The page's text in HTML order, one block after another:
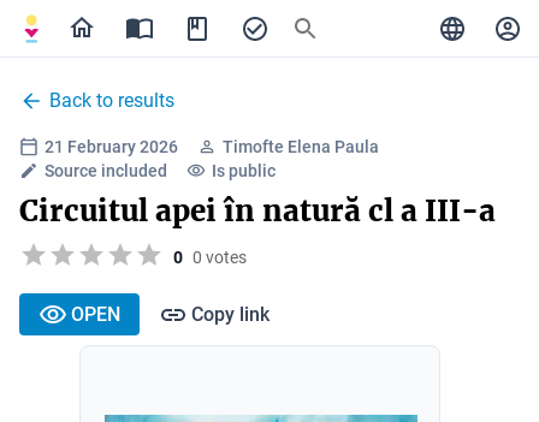
Back to results
21 February 2026
Timofte Elena Paula
Source included
Is public
Circuitul apei în natură cl a III-a
0 0 votes
OPEN Copy link